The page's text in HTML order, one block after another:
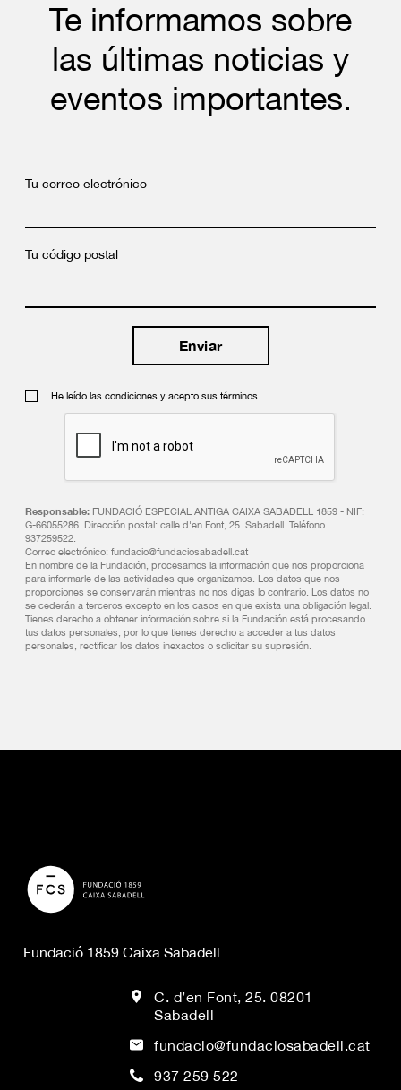
Te informamos sobre
las últimas noticias y
eventos importantes.
Tu correo electrónico
Tu código postal
He leído las condiciones y acepto sus términos
Responsable: FUNDACIÓ ESPECIAL ANTIGA CAIXA SABADELL 1859 - NIF:
G-66055286. Dirección postal: calle d'en Font, 25. Sabadell. Teléfono
937259522.
Correo electrónico: fundacio@fundaciosabadell.cat
En nombre de la Fundación, procesamos la información que nos proporciona
para informarle de las actividades que organizamos. Los datos que nos
proporciones se conservarán mientras no nos digas lo contrario. Los datos no
se cederán a terceros excepto en los casos en que exista una obligación legal.
Tienes derecho a obtener información sobre si la Fundación está procesando
tus datos personales, por lo que tienes derecho a acceder a tus datos
personales, rectificar los datos inexactos o solicitar su supresión.
Fundació 1859 Caixa Sabadell
C. d’en Font, 25. 08201
Sabadell
fundacio@fundaciosabadell.cat
937 259 522